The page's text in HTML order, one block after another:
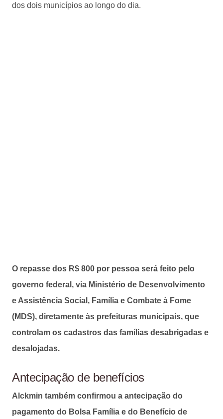
dos dois municípios ao longo do dia.
O repasse dos R$ 800 por pessoa será feito pelo
governo federal, via Ministério de Desenvolvimento
e Assistência Social, Família e Combate à Fome
(MDS), diretamente às prefeituras municipais, que
controlam os cadastros das famílias desabrigadas e
desalojadas.
Antecipação de benefícios
Alckmin também confirmou a antecipação do
pagamento do Bolsa Família e do Benefício de